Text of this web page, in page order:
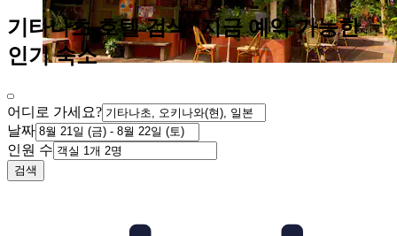
기타나초 호텔 검색: 지금 예약 가능한
인기 숙소
어디로 가세요?
날짜
인원 수
검색